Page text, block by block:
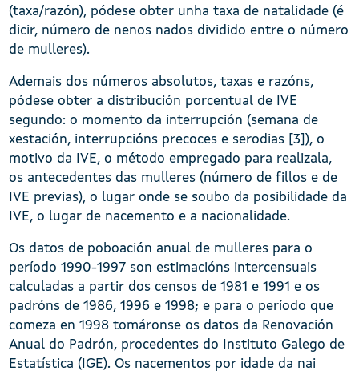
(taxa/razón), pódese obter unha taxa de natalidade (é
dicir, número de nenos nados dividido entre o número
de mulleres).
Ademais dos números absolutos, taxas e razóns,
pódese obter a distribución porcentual de IVE
segundo: o momento da interrupción (semana de
xestación, interrupcións precoces e serodias [3]), o
motivo da IVE, o método empregado para realizala,
os antecedentes das mulleres (número de fillos e de
IVE previas), o lugar onde se soubo da posibilidade da
IVE, o lugar de nacemento e a nacionalidade.
Os datos de poboación anual de mulleres para o
período 1990-1997 son estimacións intercensuais
calculadas a partir dos censos de 1981 e 1991 e os
padróns de 1986, 1996 e 1998; e para o período que
comeza en 1998 tomáronse os datos da Renovación
Anual do Padrón, procedentes do Instituto Galego de
Estatística (IGE). Os nacementos por idade da nai